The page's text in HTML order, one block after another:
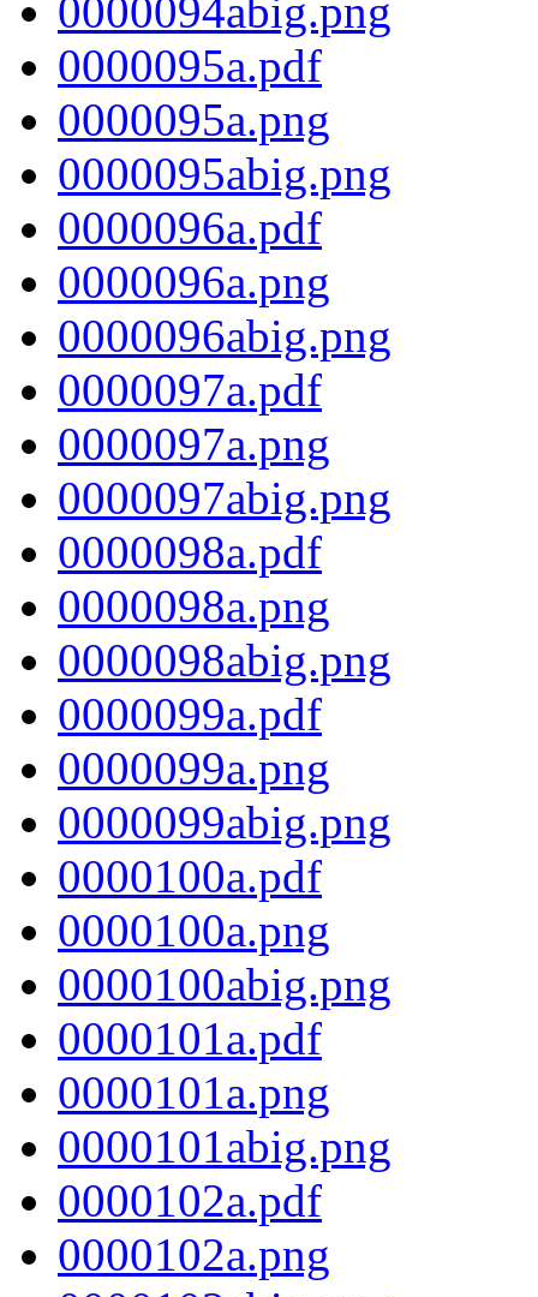
0000094abig.png
0000095a.pdf
0000095a.png
0000095abig.png
0000096a.pdf
0000096a.png
0000096abig.png
0000097a.pdf
0000097a.png
0000097abig.png
0000098a.pdf
0000098a.png
0000098abig.png
0000099a.pdf
0000099a.png
0000099abig.png
0000100a.pdf
0000100a.png
0000100abig.png
0000101a.pdf
0000101a.png
0000101abig.png
0000102a.pdf
0000102a.png